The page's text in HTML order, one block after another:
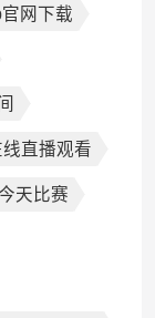
网下载
直播观看
天比赛